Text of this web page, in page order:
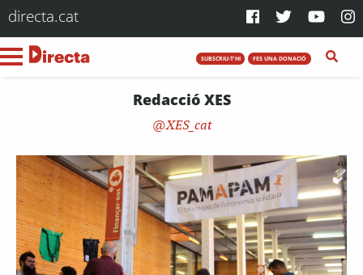
directa.cat
SUBSCRIU-T'HI FES UNA DONACIÓ
Redacció XES
XES_cat